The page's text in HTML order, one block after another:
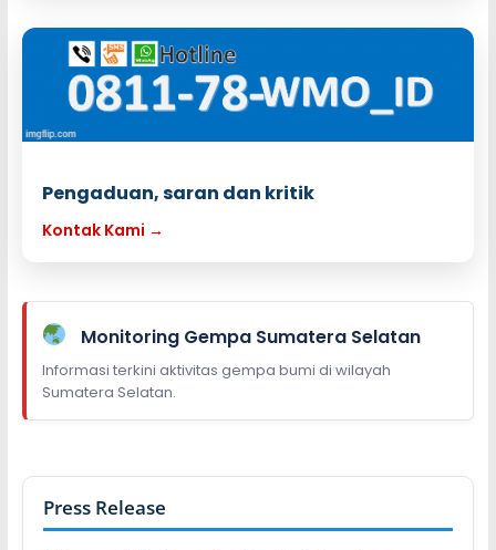
Pengaduan, saran dan kritik
Kontak Kami →
Monitoring Gempa Sumatera Selatan
Informasi terkini aktivitas gempa bumi di wilayah
Sumatera Selatan.
Press Release